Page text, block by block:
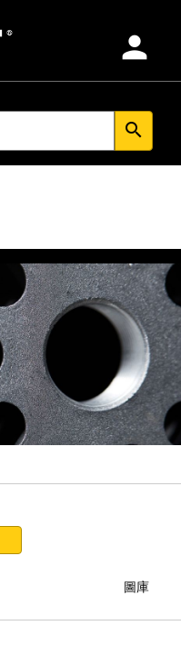
person
search
圖庫